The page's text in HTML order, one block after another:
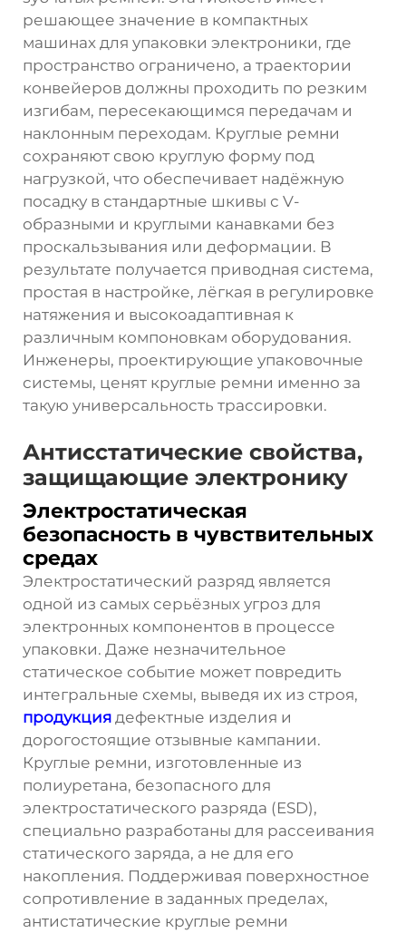
решающее значение в компактных
машинах для упаковки электроники, где
пространство ограничено, а траектории
конвейеров должны проходить по резким
изгибам, пересекающимся передачам и
наклонным переходам. Круглые ремни
сохраняют свою круглую форму под
нагрузкой, что обеспечивает надёжную
посадку в стандартные шкивы с V-
образными и круглыми канавками без
проскальзывания или деформации. В
результате получается приводная система,
простая в настройке, лёгкая в регулировке
натяжения и высокоадаптивная к
различным компоновкам оборудования.
Инженеры, проектирующие упаковочные
системы, ценят круглые ремни именно за
такую универсальность трассировки.
Антисстатические свойства,
защищающие электронику
Электростатическая
безопасность в чувствительных
средах
Электростатический разряд является
одной из самых серьёзных угроз для
электронных компонентов в процессе
упаковки. Даже незначительное
статическое событие может повредить
интегральные схемы, выведя их из строя,
продукция дефектные изделия и
дорогостоящие отзывные кампании.
Круглые ремни, изготовленные из
полиуретана, безопасного для
электростатического разряда (ESD),
специально разработаны для рассеивания
статического заряда, а не для его
накопления. Поддерживая поверхностное
сопротивление в заданных пределах,
антистатические круглые ремни